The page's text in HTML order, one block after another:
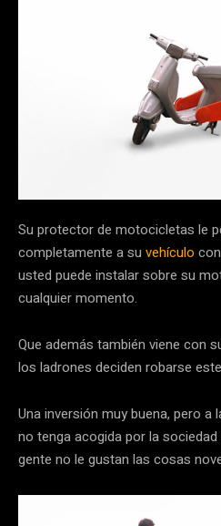
Su protector de motocicletas le
completamente a su vehículo
usted puede instalar sobre su
cualquier momento.
Que además también viene con
los ladrones deciden robarse
Una inversión muy buena, pero a
no tenga acogida por la
gente no le gustan las cosas